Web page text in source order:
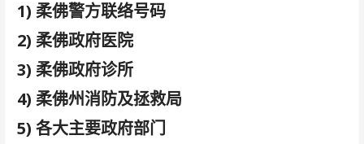
1) 柔佛警方联络号码
2) 柔佛政府医院
3) 柔佛政府诊所
4) 柔佛州消防及拯救局
5) 各大主要政府部门